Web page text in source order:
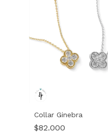
Collar Ginebra
$82.000